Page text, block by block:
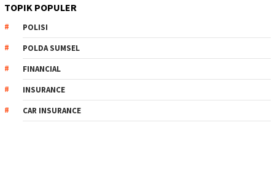
TOPIK POPULER
POLISI
POLDA SUMSEL
FINANCIAL
INSURANCE
CAR INSURANCE